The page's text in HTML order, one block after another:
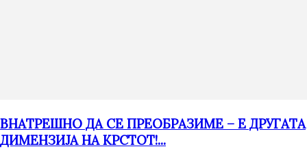
ВНАТРЕШНО ДА СЕ ПРЕОБРАЗИМЕ – Е ДРУГАТА
ДИМЕНЗИЈА НА КРСТОТ!...